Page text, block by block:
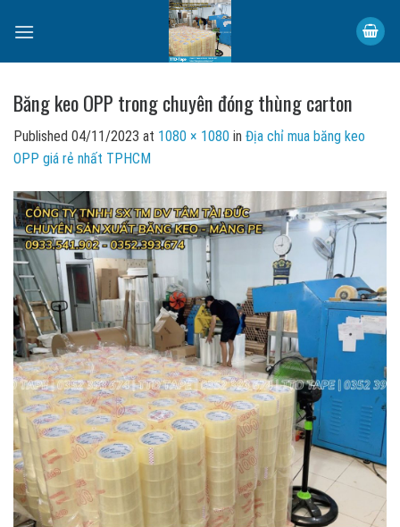
Băng keo OPP trong chuyên đóng thùng carton
Published 04/11/2023 at 1080 × 1080 in Địa chỉ mua băng keo
OPP giá rẻ nhất TPHCM